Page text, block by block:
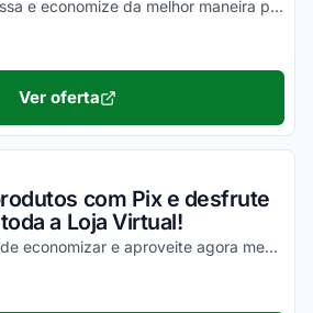
Não fique de fora dessa e economize da melhor maneira possível!
Ver oferta
com Pix e desfrute
a Loja Virtual!
Não perca a chance de economizar e aproveite agora mesmo com os melhores descontos!